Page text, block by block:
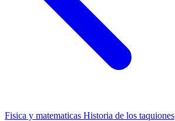
Fisica y matematicas Historia de los taquiones